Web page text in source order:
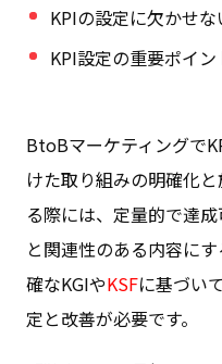
KPIの設定に欠かせな
KPI設定の重要ポイン
BtoBマーケティングで
けた取り組みの明確化
る際には、定量的で達
と関連性のある内容に
確なKGIやKSFに基づい
定と改善が必要です。